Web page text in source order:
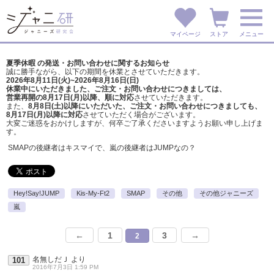
マイページ ストア メニュー
夏季休暇 の発送・お問い合わせに関するお知らせ
誠に勝手ながら、以下の期間を休業とさせていただきます。
2026年8月11日(火)~2026年8月16日(日)
休業中にいただきました、ご注文・お問い合わせにつきましては、
営業再開の8月17日(月)以降、順に対応させていただきます。
また、 8月8日(土)以降にいただいた、ご注文・ お問い合わせにつきましても、
8月17日(月)以降に対応させていただく場合がございます。
大変ご迷惑をおかけしますが、 何卒ご了承くださいますようお願い申し上げま
す。
SMAPの後継者はキスマイで、嵐の後継者はJUMPなの？
Hey!Say!JUMP Kis-My-Ft2 SMAP その他
その他ジャニーズ
嵐
← 1 2 3 →
101 名無しだＪ より
2016年7月3日 1:59 PM